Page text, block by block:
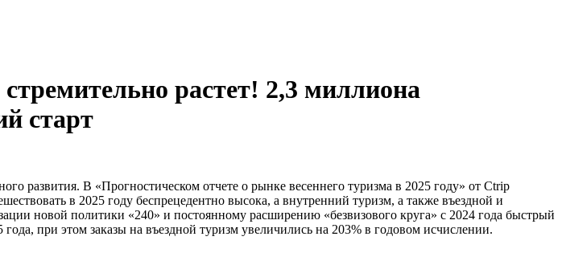
растет! 2,3 миллиона
старт
развития. В «Прогностическом отчете о рынке весеннего туризма в 2025 году» от Ctrip
в 2025 году беспрецедентно высока, а внутренний туризм, а также въездной и
новой политики «240» и постоянному расширению «безвизового круга» с 2024 года быстрый
при этом заказы на въездной туризм увеличились на 203% в годовом исчислении.